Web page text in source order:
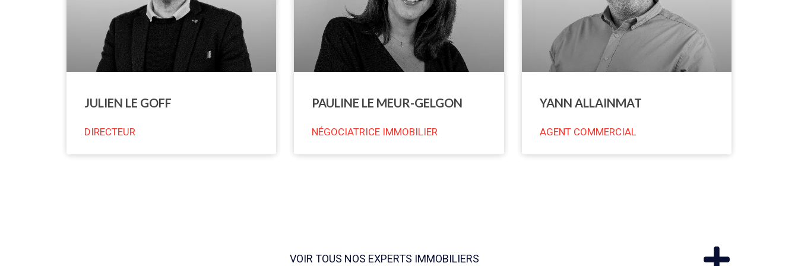
JULIEN LE GOFF
DIRECTEUR
PAULINE LE MEUR-GELGON
NÉGOCIATRICE IMMOBILIER
YANN ALLAINMAT
AGENT COMMERCIAL
VOIR TOUS NOS EXPERTS IMMOBILIERS